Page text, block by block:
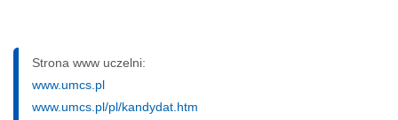
Strona www uczelni:
www.umcs.pl
www.umcs.pl/pl/kandydat.htm